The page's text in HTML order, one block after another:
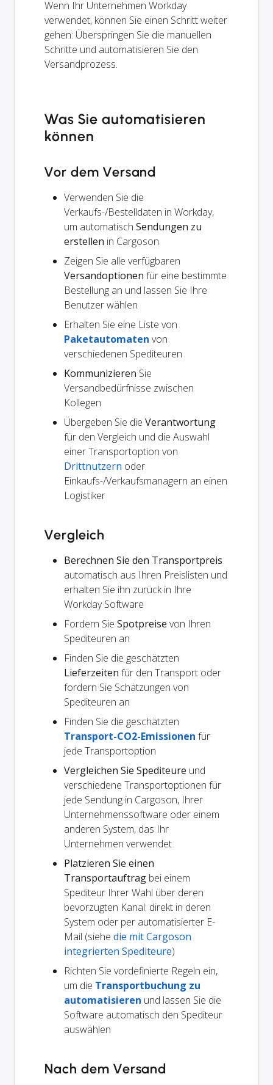
Wenn Ihr Unternehmen Workday
verwendet, können Sie einen Schritt weiter
gehen: Überspringen Sie die manuellen
Schritte und automatisieren Sie den
Versandprozess.
Was Sie automatisieren
können
Vor dem Versand
Verwenden Sie die
Verkaufs-/Bestelldaten in Workday,
um automatisch Sendungen zu
erstellen in Cargoson
Zeigen Sie alle verfügbaren
Versandoptionen für eine bestimmte
Bestellung an und lassen Sie Ihre
Benutzer wählen
Erhalten Sie eine Liste von
Paketautomaten von
verschiedenen Spediteuren
Kommunizieren Sie
Versandbedürfnisse zwischen
Kollegen
Übergeben Sie die Verantwortung
für den Vergleich und die Auswahl
einer Transportoption von
Drittnutzern oder
Einkaufs-/Verkaufsmanagern an einen
Logistiker
Vergleich
Berechnen Sie den Transportpreis
automatisch aus Ihren Preislisten und
erhalten Sie ihn zurück in Ihre
Workday Software
Fordern Sie Spotpreise von Ihren
Spediteuren an
Finden Sie die geschätzten
Lieferzeiten für den Transport oder
fordern Sie Schätzungen von
Spediteuren an
Finden Sie die geschätzten
Transport-CO2-Emissionen für
jede Transportoption
Vergleichen Sie Spediteure und
verschiedene Transportoptionen für
jede Sendung in Cargoson, Ihrer
Unternehmenssoftware oder einem
anderen System, das Ihr
Unternehmen verwendet
Platzieren Sie einen
Transportauftrag bei einem
Spediteur Ihrer Wahl über deren
bevorzugten Kanal: direkt in deren
System oder per automatisierter E-
Mail (siehe die mit Cargoson
integrierten Spediteure)
Richten Sie vordefinierte Regeln ein,
um die Transportbuchung zu
automatisieren und lassen Sie die
Software automatisch den Spediteur
auswählen
Nach dem Versand